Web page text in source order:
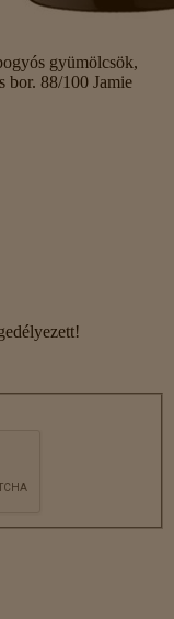
gyümölcsök,
bor. 88/100 Jamie